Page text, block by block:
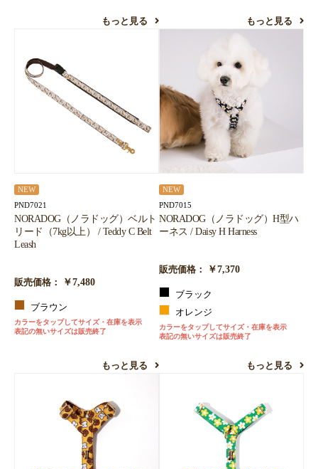
もっと見る もっと見る
NEW
PND7021
NORADOG（ノラドッグ）ベルト
リード（7kg以上） / Teddy C Belt
Leash
販売価格： ￥7,480
ブラウン
カラーをタップしてサイズ・在庫を表示
表記の無いサイズは販売終了
もっと見る
NEW
PND7015
NORADOG（ノラドッグ）H型ハ
ーネス / Daisy H Harness
販売価格： ￥7,370
ブラック
オレンジ
カラーをタップしてサイズ・在庫を表示
表記の無いサイズは販売終了
もっと見る